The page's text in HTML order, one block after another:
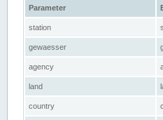
Parameter
station
gewaesser
agency
land
country